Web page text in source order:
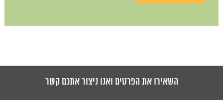
השאירו את הפרטים ואנו ניצור אתכם קשר